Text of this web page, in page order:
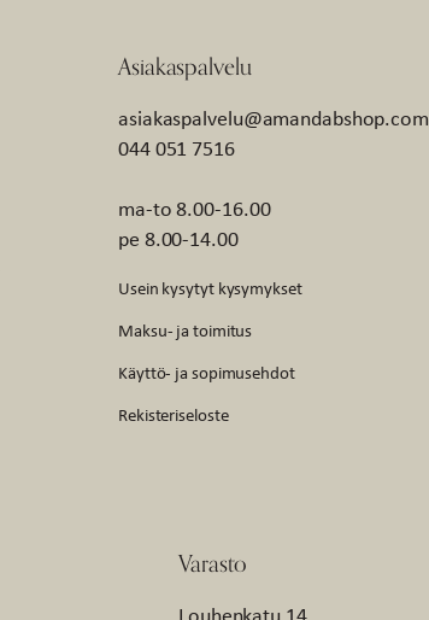
Asiakaspalvelu
asiakaspalvelu@amandabshop.com
044 051 7516
ma-to 8.00-16.00
pe 8.00-14.00
Usein kysytyt kysymykset
Maksu- ja toimitus
Käyttö- ja sopimusehdot
Rekisteriseloste
Varasto